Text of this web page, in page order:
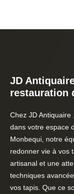
JD
restauration
Chez JD
dans votre espace
Monbequi, notre
redonner vie à vos
artisanal et une
techniques
vos tapis. Que ce